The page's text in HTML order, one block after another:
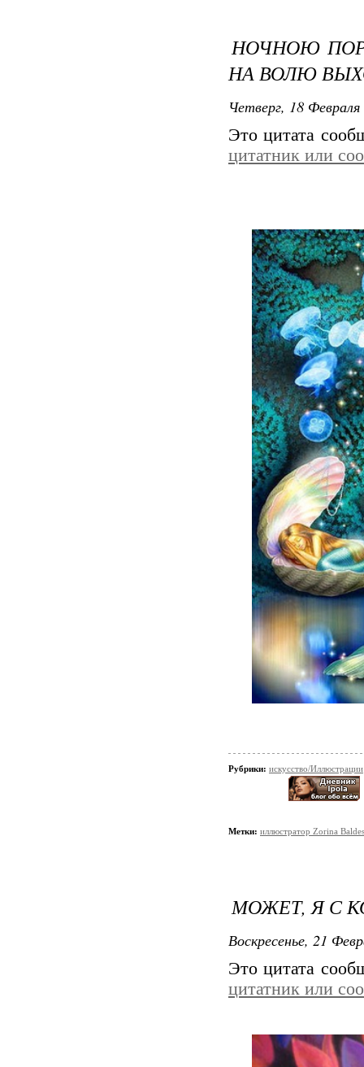
НОЧНОЮ
НА ВОЛЮ
Четверг, 18
Это цитата
цитатник или
Рубрики: искусство/Иллюстрации
Метки: иллюстратор Zorina
МОЖЕТ, Я С
Воскресенье, 21
Это цитата
цитатник или